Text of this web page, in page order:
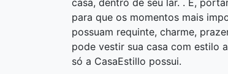
para que os momentos mais
possuam requinte, charme,
pode vestir sua casa com estilo
só a CasaEstillo possui.